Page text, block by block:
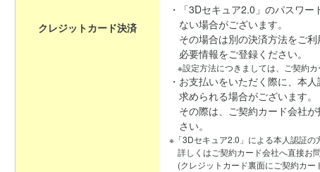
クレジットカード決済
・「3Dセキュア2.0」のパスワ
ない場合がございます。
その場合は別の決済方法をご
必要情報をご登録ください。
※設定方法につきましては、ご契約カ
・お支払いをいただく際に、本
求められる場合がございます。
その際は、ご契約カード会社
さい。
※「3Dセキュア2.0」による本人認証の
詳しくはご契約カード会社へ直接お
(クレジットカード裏面にご契約カー